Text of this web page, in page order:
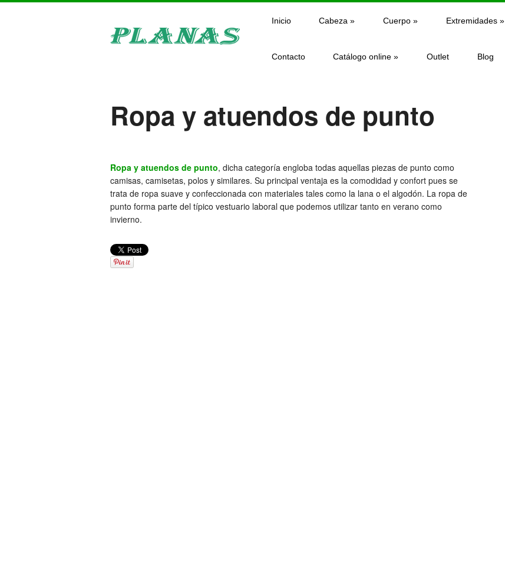
Inicio Cabeza » Cuerpo» Extremidades»
Contacto Catálogo online » Outlet Blog
Ropa y atuendos de punto
Ropa y atuendos de punto, dicha categoría engloba todas aquellas piezas de punto como
camisas, camisetas, polos y similares. Su principal ventaja es la comodidad y confort pues se
trata de ropa suave y confeccionada con materiales tales como la lana o el algodón. La ropa de
punto forma parte del típico vestuario laboral que podemos utilizar tanto en verano como
invierno.